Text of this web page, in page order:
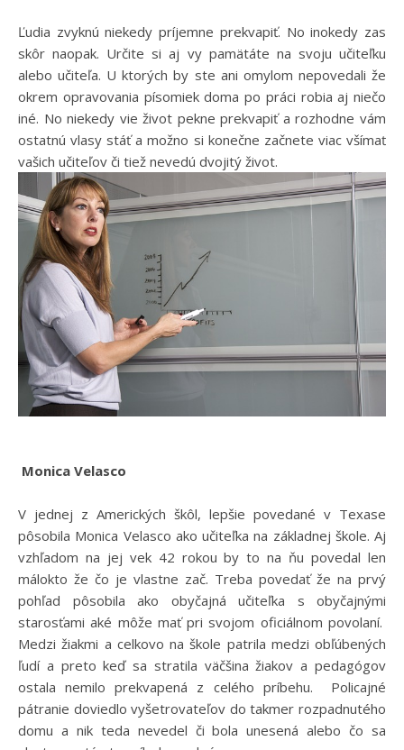
Ľudia zvyknú niekedy príjemne prekvapiť. No inokedy zas
skôr naopak. Určite si aj vy pamätáte na svoju učiteľku
alebo učiteľa. U ktorých by ste ani omylom nepovedali že
okrem opravovania písomiek doma po práci robia aj niečo
iné. No niekedy vie život pekne prekvapiť a rozhodne vám
ostatnú vlasy stáť a možno si konečne začnete viac všímať
vašich učiteľov či tiež nevedú dvojitý život.
Monica Velasco
V jednej z Amerických škôl, lepšie povedané v Texase
pôsobila Monica Velasco ako učiteľka na základnej škole. Aj
vzhľadom na jej vek 42 rokou by to na ňu povedal len
málokto že čo je vlastne zač. Treba povedať že na prvý
pohľad pôsobila ako obyčajná učiteľka s obyčajnými
starosťami aké môže mať pri svojom oficiálnom povolaní.
Medzi žiakmi a celkovo na škole patrila medzi obľúbených
ľudí a preto keď sa stratila väčšina žiakov a pedagógov
ostala nemilo prekvapená z celého príbehu. Policajné
pátranie doviedlo vyšetrovateľov do takmer rozpadnutého
domu a nik teda nevedel či bola unesená alebo čo sa